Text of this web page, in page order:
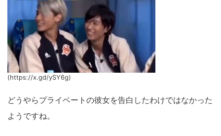
(https://x.gd/ySY6g)
どうやらプライベートの彼女を告白したわけではなかった
ようですね。